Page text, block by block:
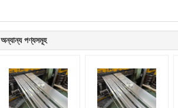
অন্যান্য পণ্যসমূহ